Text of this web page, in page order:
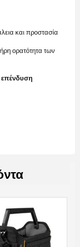
και προστασία
ορατότητα των
επένδυση